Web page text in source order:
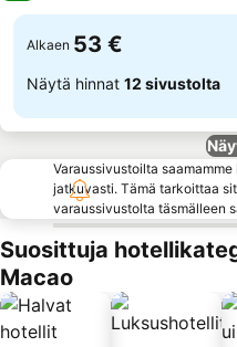
Alkaen 53 €
Näytä hinnat 12 sivustolta
Varaussivustoilta
jatkuvasti. Tämä tarkoittaa
varaussivustolta täsmälleen
Suosittuja
Macao